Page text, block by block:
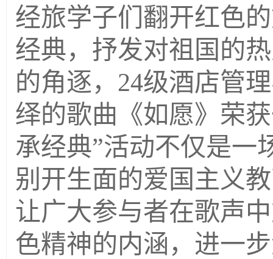
经旅学子们 翻开红色
经典，抒发对祖国的
的角逐， 24级酒店管
绎的歌曲《如愿》荣
承经典”活动不仅是一
别开生面的爱国主义
让广大参与者在歌声
色精神的内涵，进一